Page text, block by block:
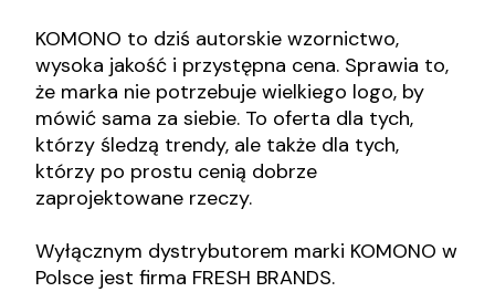
KOMONO to dziś autorskie wzornictwo,
wysoka jakość i przystępna cena. Sprawia to,
że marka nie potrzebuje wielkiego logo, by
mówić sama za siebie. To oferta dla tych,
którzy śledzą trendy, ale także dla tych,
którzy po prostu cenią dobrze
zaprojektowane rzeczy.
Wyłącznym dystrybutorem marki KOMONO w
Polsce jest firma FRESH BRANDS.